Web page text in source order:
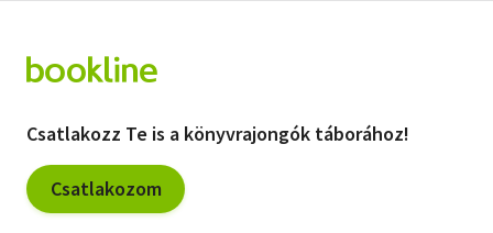
Csatlakozz Te is a könyvrajongók táborához!
Csatlakozom